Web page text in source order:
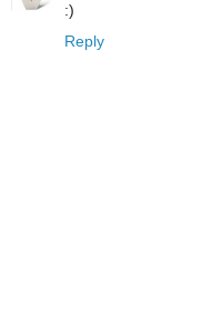
:)
Reply